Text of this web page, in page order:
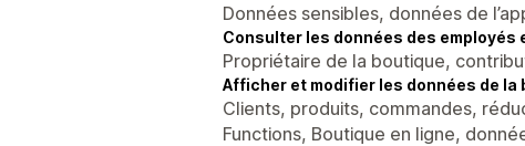
Données sensibles, données de
Consulter les données des
Propriétaire de la boutique,
Afficher et modifier les données de la
Clients, produits, commandes,
Functions, Boutique en ligne,